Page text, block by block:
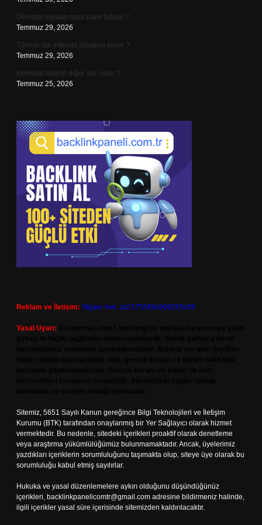
Denizde kıyıdan nasıl balık tutulur ?
Temmuz 29, 2026
Türkiye’nin internet altyapısı kimin ?
Temmuz 29, 2026
Kehribar taşının diğer adı nedir ?
Temmuz 25, 2026
Reklam ve İletişim: Skype: live:.cid.575569c608265c69
Yasal Uyarı:
Sitemiz, 5651 Sayılı Kanun gereğince Bilgi Teknolojileri ve İletişim
Kurumu (BTK) tarafından onaylanmış bir Yer Sağlayıcı olarak hizmet
vermektedir. Bu nedenle, sitedeki içerikleri proaktif olarak denetleme
veya araştırma yükümlülüğümüz bulunmamaktadır. Ancak, üyelerimiz
yazdıkları içeriklerin sorumluluğunu taşımakta olup, siteye üye olarak bu
sorumluluğu kabul etmiş sayılırlar.
Hukuka ve yasal düzenlemelere aykırı olduğunu düşündüğünüz
içerikleri, backlinkpanelicomtr@gmail.com adresine bildirmeniz halinde,
ilgili içerikler yasal süre içerisinde sitemizden kaldırılacaktır.